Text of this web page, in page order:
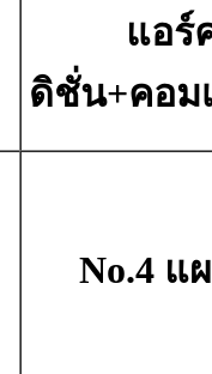
แอร์
ดิชั่น+คอม
No.4 แ